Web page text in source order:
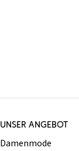
UNSER ANGEBOT
Damenmode